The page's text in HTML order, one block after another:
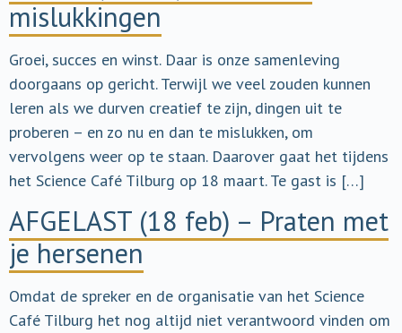
mislukkingen
Groei, succes en winst. Daar is onze samenleving
doorgaans op gericht. Terwijl we veel zouden kunnen
leren als we durven creatief te zijn, dingen uit te
proberen – en zo nu en dan te mislukken, om
vervolgens weer op te staan. Daarover gaat het tijdens
het Science Café Tilburg op 18 maart. Te gast is […]
AFGELAST (18 feb) – Praten met
je hersenen
Omdat de spreker en de organisatie van het Science
Café Tilburg het nog altijd niet verantwoord vinden om